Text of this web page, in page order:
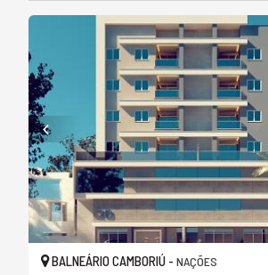
BALNEÁRIO CAMBORIÚ - NAÇÕES